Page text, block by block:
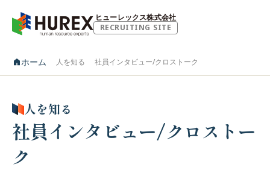
ヒューレックス株式会社
RECRUITING SITE
ホーム 人を知る 社員インタビュー/クロストーク
人を知る
社員インタビュー/クロストー
ク